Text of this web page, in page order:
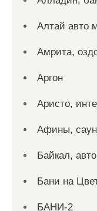
Алтай авто
Амрита,
Аргон
Аристо,
Афины,
Байкал,
Бани на
БАНИ-2